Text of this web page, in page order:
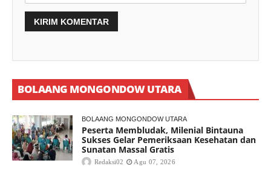
BOLAANG MONGONDOW UTARA
BOLAANG MONGONDOW UTARA
Peserta Membludak, Milenial Bintauna
Sukses Gelar Pemeriksaan Kesehatan dan
Sunatan Massal Gratis
Redaksi02 Agu 07, 2026